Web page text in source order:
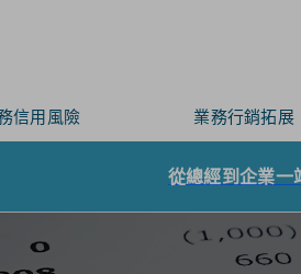
信用風險 業務行銷拓展
從總經到企業